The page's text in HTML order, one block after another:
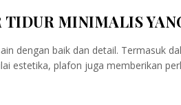
MINIMALIS
dengan baik dan detail. Termasuk
estetika, plafon juga memberikan